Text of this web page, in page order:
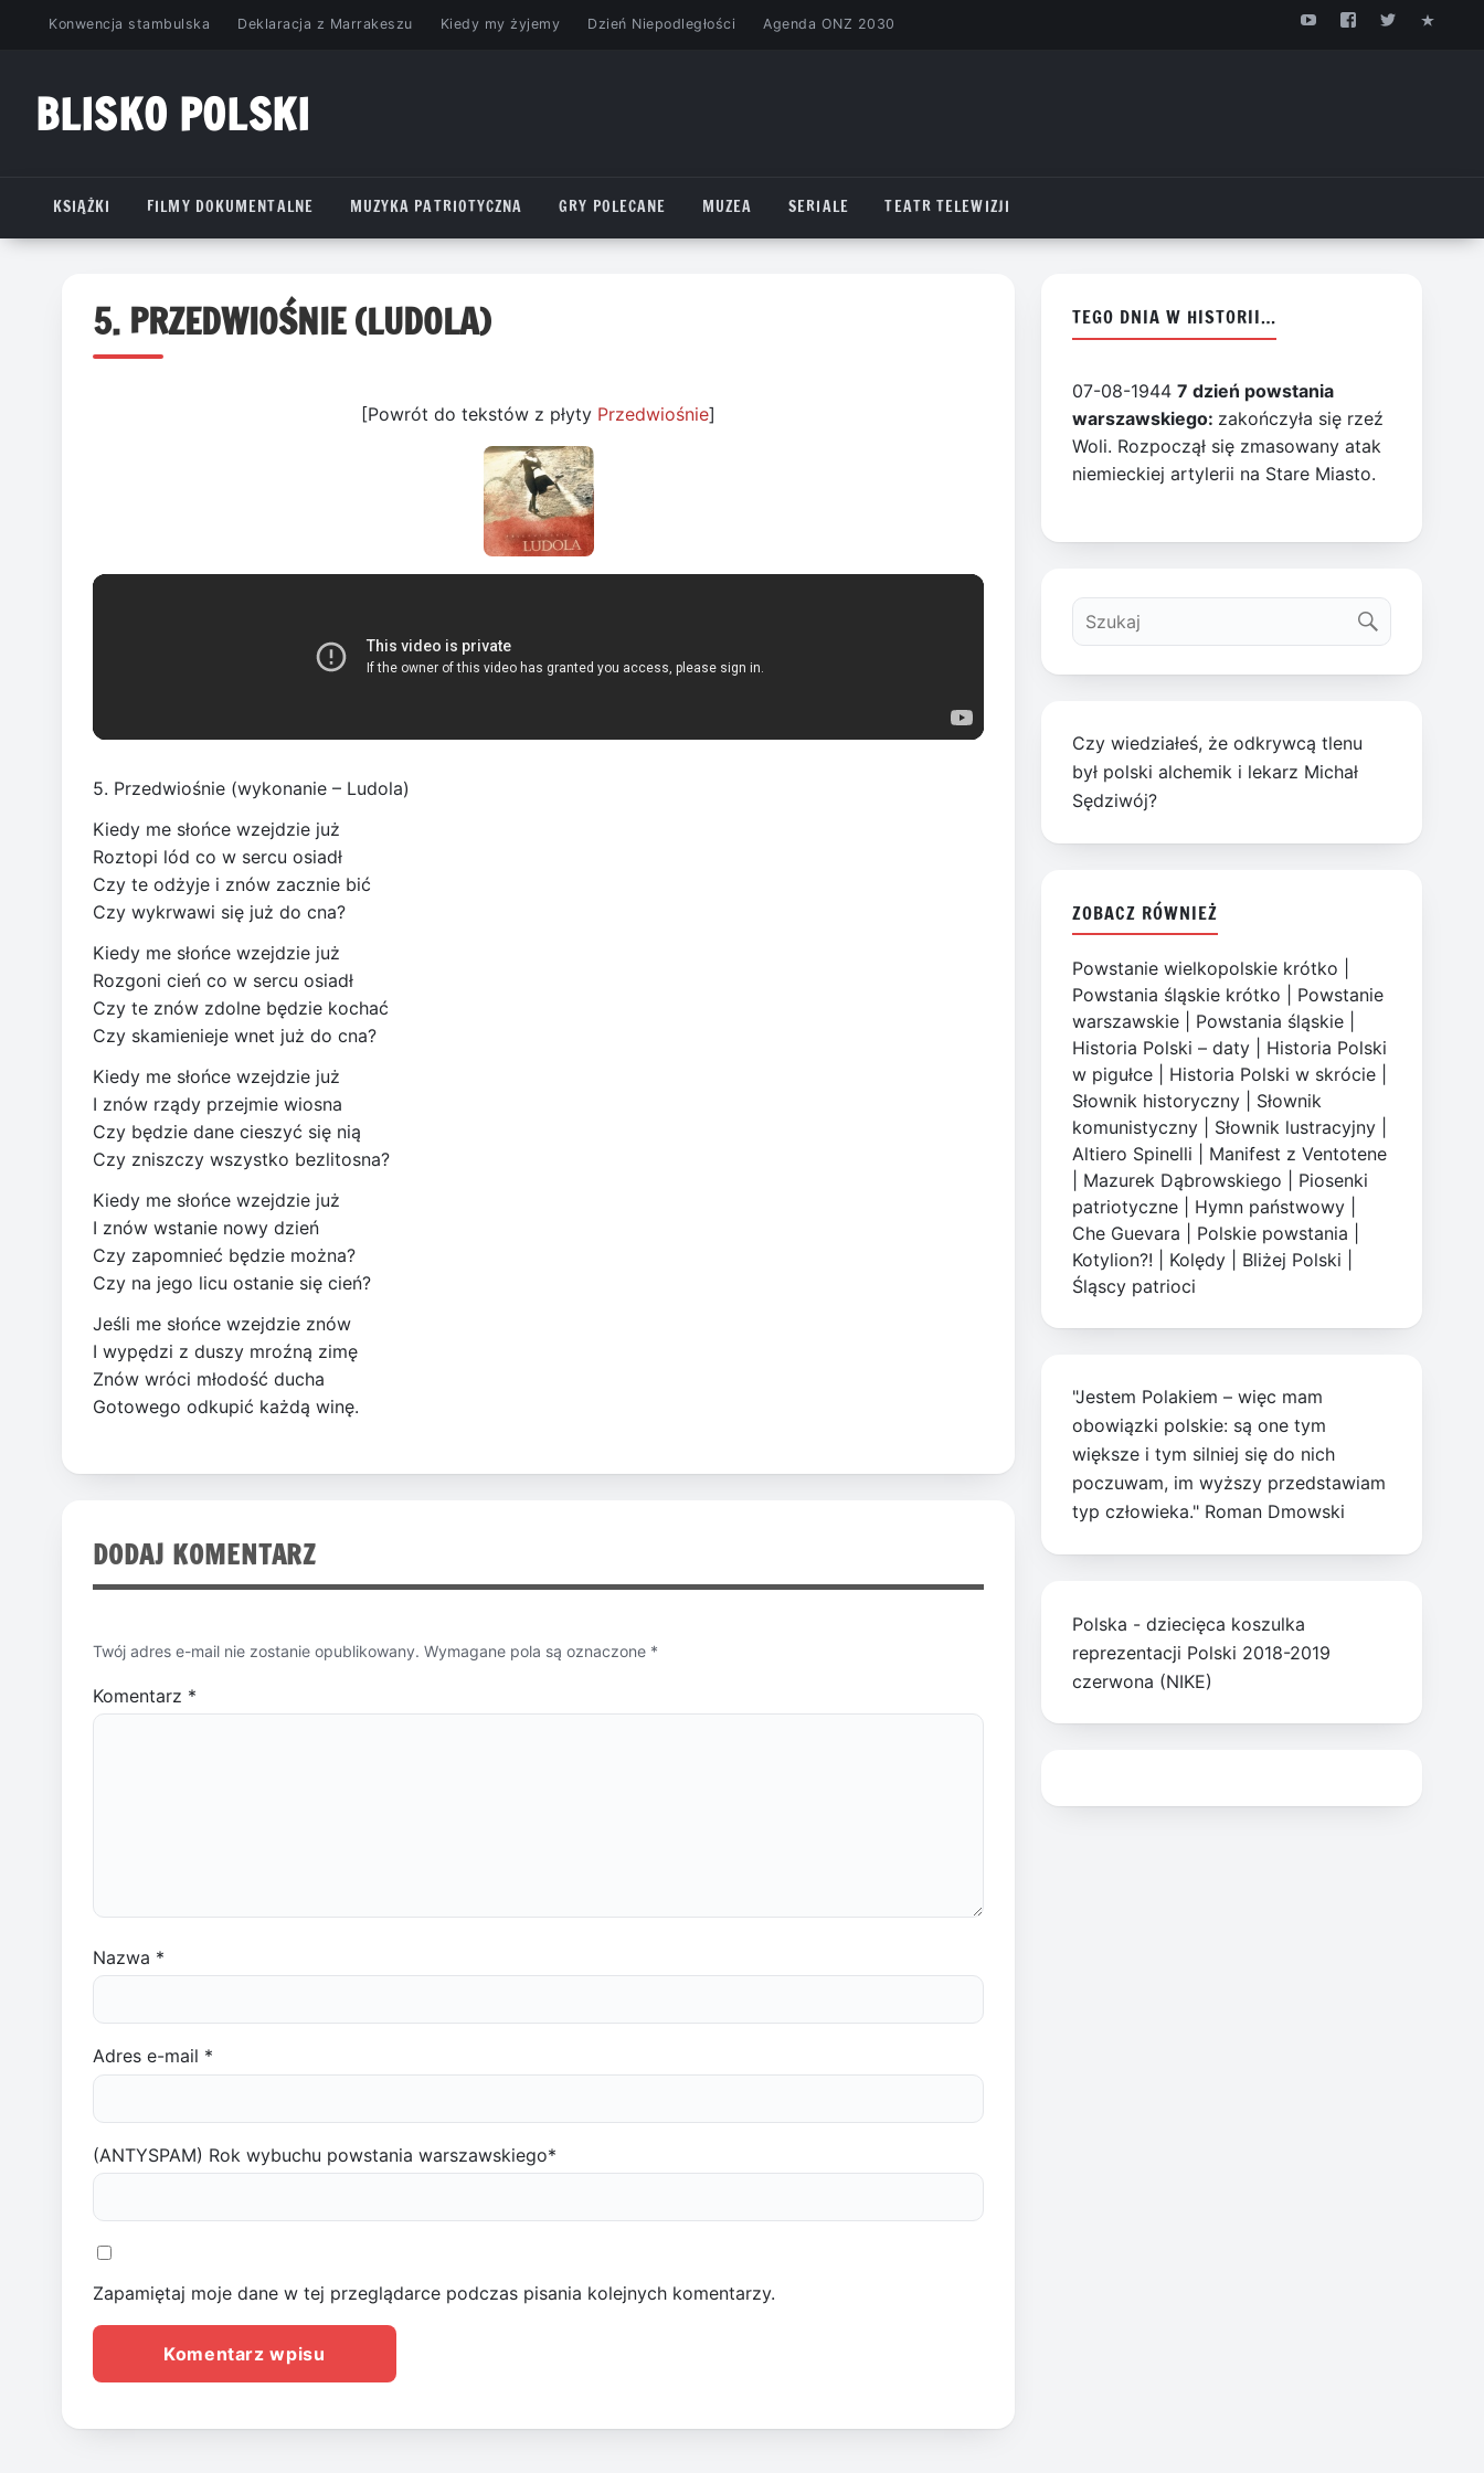
PrzejdźKonwencja stambulska Deklaracja z Marrakeszu Kiedy my żyjemy Dzień Niepodległości Agenda ONZ 2030
BLISKO POLSKI
KSIĄŻKI
FILMY DOKUMENTALNE MUZYKA PATRIOTYCZNA GRY POLECANE MUZEA SERIALE TEATR TELEWIZJI
5. PRZEDWIOŚNIE (LUDOLA)
[Powrót do tekstów z płyty Przedwiośnie]
5. Przedwiośnie (wykonanie – Ludola)
Kiedy me słońce wzejdzie już
Roztopi lód co w sercu osiadł
Czy te odżyje i znów zacznie bić
Czy wykrwawi się już do cna?
Kiedy me słońce wzejdzie już
Rozgoni cień co w sercu osiadł
Czy te znów zdolne będzie kochać
Czy skamienieje wnet już do cna?
Kiedy me słońce wzejdzie już
I znów rządy przejmie wiosna
Czy będzie dane cieszyć się nią
Czy zniszczy wszystko bezlitosna?
Kiedy me słońce wzejdzie już
I znów wstanie nowy dzień
Czy zapomnieć będzie można?
Czy na jego licu ostanie się cień?
Jeśli me słońce wzejdzie znów
I wypędzi z duszy mroźną zimę
Znów wróci młodość ducha
Gotowego odkupić każdą winę.
DODAJ KOMENTARZ
Twój adres e-mail nie zostanie opublikowany. Wymagane pola są oznaczone *
Komentarz *
Nazwa *
Adres e-mail *
(ANTYSPAM) Rok wybuchu powstania warszawskiego*
Zapamiętaj moje dane w tej przeglądarce podczas pisania kolejnych komentarzy.
TEGO DNIA W HISTORII…
07-08-19447 dzień powstania
warszawskiego: zakończyła się rzeź
Woli. Rozpoczął się zmasowany atak
niemieckiej artylerii na Stare Miasto.
Czy wiedziałeś, że odkrywcą tlenu
był polski alchemik i lekarz Michał
Sędziwój?
ZOBACZ RÓWNIEŻ
Powstanie wielkopolskie krótko
Powstania śląskie krótko
Powstanie
warszawskie
Powstania śląskie
Historia Polski – daty
Historia Polski
w pigułce
Historia Polski w skrócie
Słownik historyczny
Słownik
komunistyczny
Słownik lustracyjny
Altiero Spinelli
Manifest z Ventotene
Mazurek Dąbrowskiego
Piosenki
patriotyczne
Hymn państwowy
Che Guevara
Polskie powstania
Kotylion?!
Kolędy Bliżej Polski
Śląscy patrioci
"Jestem Polakiem – więc mam
obowiązki polskie: są one tym
większe i tym silniej się do nich
poczuwam, im wyższy przedstawiam
typ człowieka." Roman Dmowski
Polska - dziecięca koszulka
reprezentacji Polski 2018-2019
czerwona (NIKE)